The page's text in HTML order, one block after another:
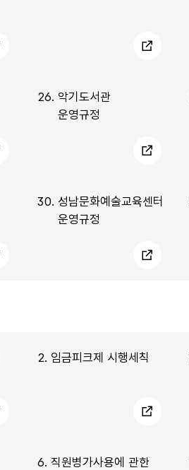
26. 악기도서관
운영규정
30. 성남문화예술교육센터
운영규정
2. 임금피크제 시행세칙
6. 직원병가사용에 관한